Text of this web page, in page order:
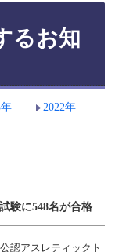
るお知
2022年
験に548名が合格
認アスレティックト